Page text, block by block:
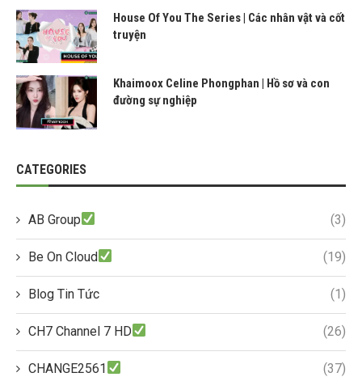
House Of You The Series | Các nhân vật và cốt
truyện
Khaimoox Celine Phongphan | Hồ sơ và con
đường sự nghiệp
CATEGORIES
AB Group (3)
Be On Cloud (19)
Blog Tin Tức (1)
CH7 Channel 7 HD (26)
CHANGE2561 (37)